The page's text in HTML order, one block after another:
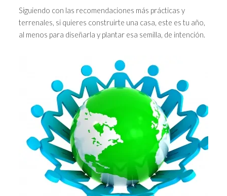
Siguiendo con las recomendaciones más prácticas y
terrenales, si quieres construirte una casa, este es tu año,
al menos para diseñarla y plantar esa semilla, de intención.